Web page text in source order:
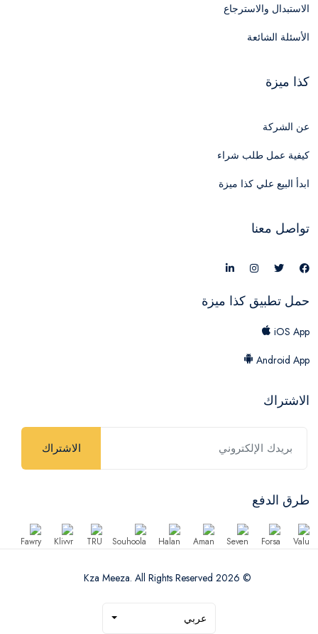
الاستبدال والاسترجاع
الأسئلة الشائعة
كذا ميزة
عن الشركة
كيفية عمل طلب شراء
ابدأ البيع علي كذا ميزة
تواصل معنا
حمل تطبيق كذا ميزة
iOS App
Android App
الاشتراك
الاشتراك
طرق الدفع
© 2026 Kza Meeza. All Rights Reserved
عربي